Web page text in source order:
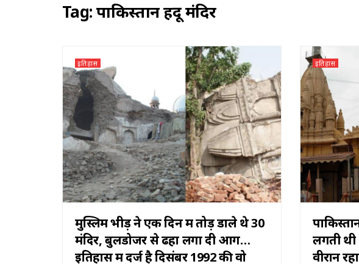
Tag:पाकिस्तान हिंदू मंदिर
इतिहास
मुस्लिम भीड़ ने एक दिन में तोड़ डाले थे 30
मंदिर, बुलडोजर से ढहा लगा दी आग…
इतिहास में दर्ज है दिसंबर 1992 की वो
इतिहास
लगती थी
वीरान